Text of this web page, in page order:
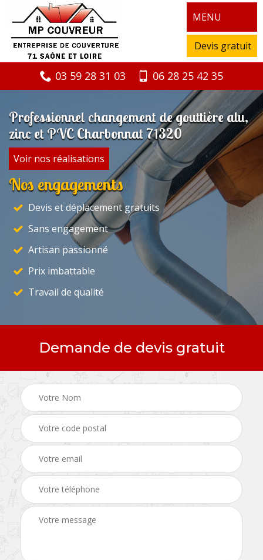
MENU
Devis gratuit
03 59 28 31 03 06 28 25 42 35
Professionnel changement de gouttière alu,
zinc et PVC Charbonnat 71320
Voir nos réalisations
Nos engagements
Devis et déplacement gratuits
Sans engagement
Artisan passionné
Prix imbattable
Travail de qualité
Demande de devis gratuit